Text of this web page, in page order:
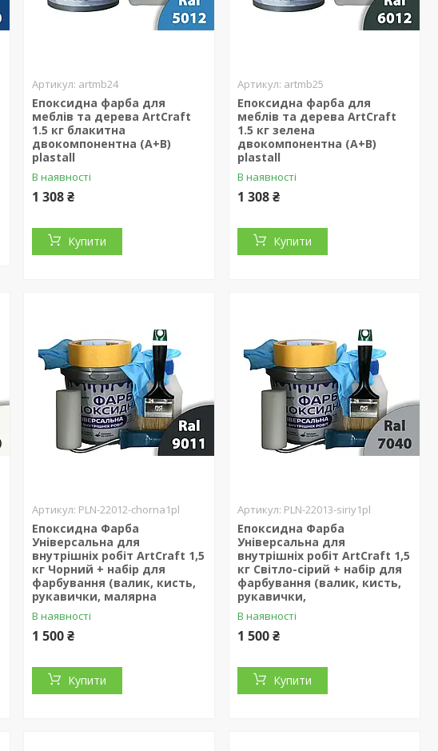
artmb24
Епоксидна фарба для
меблів та дерева ArtCraft
1.5 кг блакитна
двокомпонентна (А+В)
plastall
В наявності
1 308 ₴
Купити
artmb25
Епоксидна фарба для
меблів та дерева ArtCraft
1.5 кг зелена
двокомпонентна (А+В)
plastall
В наявності
1 308 ₴
Купити
PLN-22012-chorna1pl
Епоксидна Фарба
Універсальна для
внутрішніх робіт ArtCraft 1,5
кг Чорний + набір для
фарбування (валик, кисть,
рукавички, малярна
В наявності
1 500 ₴
Купити
PLN-22013-siriy1pl
Епоксидна Фарба
Універсальна для
внутрішніх робіт ArtCraft 1,5
кг Світло-сірий + набір для
фарбування (валик, кисть,
рукавички,
В наявності
1 500 ₴
Купити